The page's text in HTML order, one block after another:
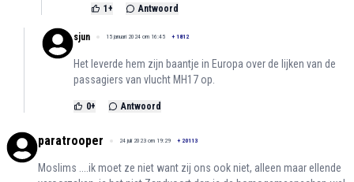
1 + Antwoord
sjun 15 januari 2024 om 16:45 + 1812
Het leverde hem zijn baantje in Europa over de lijken van de
passagiers van vlucht MH17 op.
0+ Antwoord
paratrooper 24 juli 2023 om 19:29 + 20113
Moslims ....ik moet ze niet want zij ons ook niet, alleen maar ellende